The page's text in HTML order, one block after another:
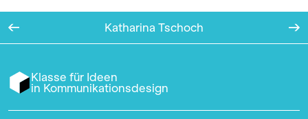
Katharina Tschoch
Klasse für Ideen
in Kommunikationsdesign